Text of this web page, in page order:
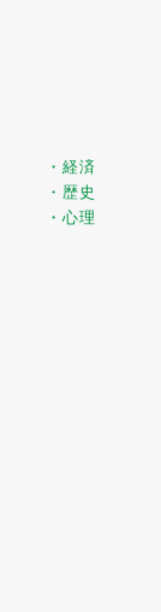
・経済
・歴史
・心理